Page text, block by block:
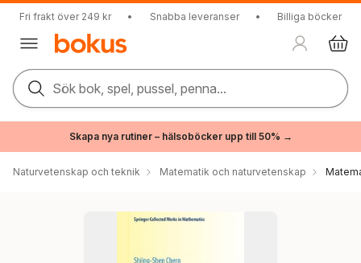
Fri frakt över 249 kr • Snabba leveranser • Billiga böcker
Sök bok, spel, pussel, penna...
Skapa nya rutiner – hälsoböcker upp till 50% →
Naturvetenskap och teknik Matematik och naturvetenskap